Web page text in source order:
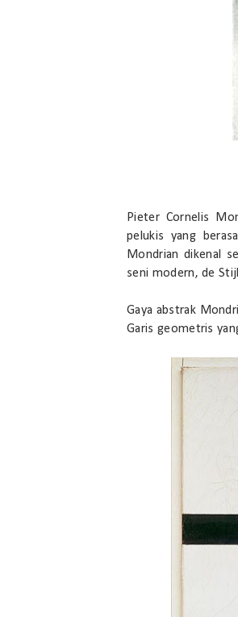
Pieter Cornelis
pelukis yang
Mondrian dikenal
seni modern, de
Gaya abstrak
Garis geometris